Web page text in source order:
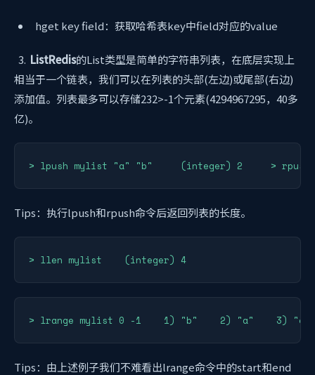
hget key field：获取哈希表key中field对应的value
3. ListRedis的List类型是简单的字符串列表，在底层实现上
相当于一个链表，我们可以在列表的头部(左边)或尾部(右边)
添加值。列表最多可以存储232>-1个元素(4294967295，40多
亿)。
> lpush mylist "a" "b"     (integer) 2     >
Tips：执行lpush和rpush命令后返回列表的长度。
> llen mylist    (integer) 4
> lrange mylist 0 -1    1) "b"    2) "a"    3)
Tips：由上述例子我们不难看出lrange命令中的start和end